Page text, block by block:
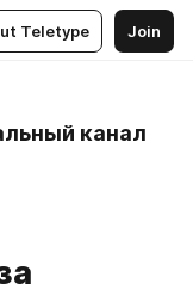
Teletype Join
канал